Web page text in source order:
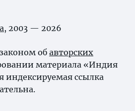
, 2003 — 2026
об авторских
материала «Индия
индексируемая ссылка